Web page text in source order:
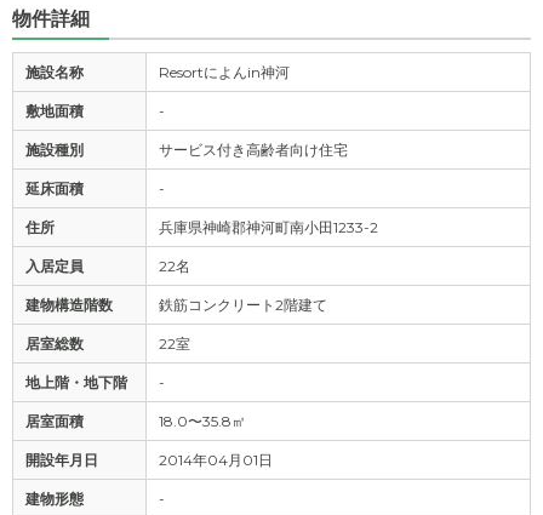
物件詳細
施設名称 Resortによんin神河
敷地面積 -
施設種別 サービス付き高齢者向け住宅
延床面積 -
住所 兵庫県神崎郡神河町南小田1233-2
入居定員 22名
建物構造階数 鉄筋コンクリート2階建て
居室総数 22室
地上階・地下階 -
居室面積 18.0〜35.8㎡
開設年月日 2014年04月01日
建物形態 -